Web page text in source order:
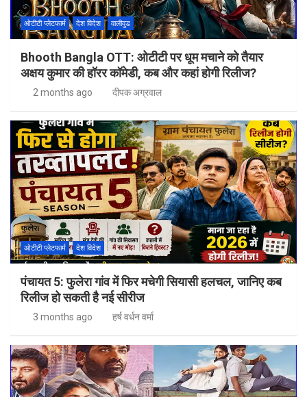
ओटीटी प्लेटफार्म देश विदेश वालीवुड
Bhooth Bangla OTT: ओटीटी पर धूम मचाने को तैयार
अक्षय कुमार की हॉरर कॉमेडी, कब और कहां होगी रिलीज?
2 months ago दीपक अग्रवाल
ओटीटी प्लेटफार्म देश विदेश
पंचायत 5: फुलेरा गांव में फिर मचेगी सियासी हलचल, जानिए कब
रिलीज हो सकती है नई सीरीज
3 months ago हर्ष वर्धन वर्मा